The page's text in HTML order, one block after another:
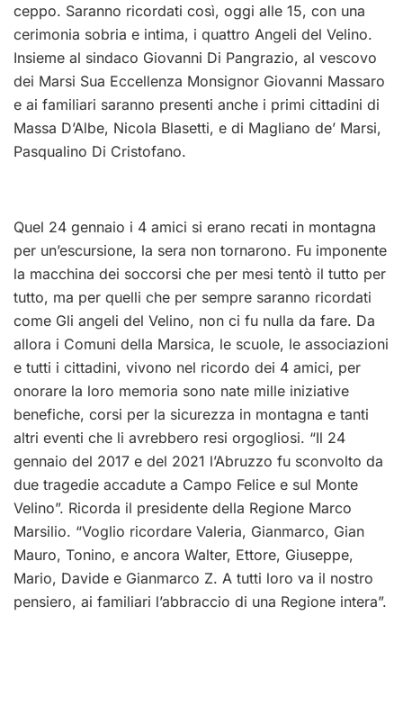
ceppo. Saranno ricordati così, oggi alle 15, con una
cerimonia sobria e intima, i quattro Angeli del Velino.
Insieme al sindaco Giovanni Di Pangrazio, al vescovo
dei Marsi Sua Eccellenza Monsignor Giovanni Massaro
e ai familiari saranno presenti anche i primi cittadini di
Massa D’Albe, Nicola Blasetti, e di Magliano de’ Marsi,
Pasqualino Di Cristofano.
Quel 24 gennaio i 4 amici si erano recati in montagna
per un’escursione, la sera non tornarono. Fu imponente
la macchina dei soccorsi che per mesi tentò il tutto per
tutto, ma per quelli che per sempre saranno ricordati
come Gli angeli del Velino, non ci fu nulla da fare. Da
allora i Comuni della Marsica, le scuole, le associazioni
e tutti i cittadini, vivono nel ricordo dei 4 amici, per
onorare la loro memoria sono nate mille iniziative
benefiche, corsi per la sicurezza in montagna e tanti
altri eventi che li avrebbero resi orgogliosi. “Il 24
gennaio del 2017 e del 2021 l’Abruzzo fu sconvolto da
due tragedie accadute a Campo Felice e sul Monte
Velino”. Ricorda il presidente della Regione Marco
Marsilio. “Voglio ricordare Valeria, Gianmarco, Gian
Mauro, Tonino, e ancora Walter, Ettore, Giuseppe,
Mario, Davide e Gianmarco Z. A tutti loro va il nostro
pensiero, ai familiari l’abbraccio di una Regione intera”.